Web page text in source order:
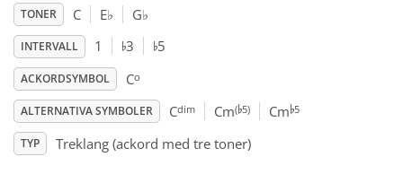
English
Español
TONER C E♭ G♭
INTERVALL 1 ♭3 ♭5
ACKORDSYMBOL Co
ALTERNATIVA SYMBOLER Cdim Cm(♭5) Cm♭5
TYP Treklang (ackord med tre toner)